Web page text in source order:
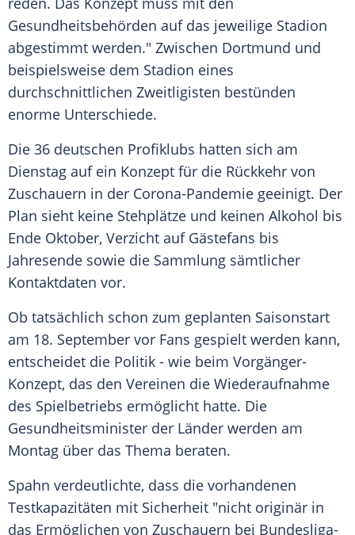
Gesundheitsbehörden auf das jeweilige Stadion
abgestimmt werden." Zwischen Dortmund und
beispielsweise dem Stadion eines
durchschnittlichen Zweitligisten bestünden
enorme Unterschiede.
Die 36 deutschen Profiklubs hatten sich am
Dienstag auf ein Konzept für die Rückkehr von
Zuschauern in der Corona-Pandemie geeinigt. Der
Plan sieht keine Stehplätze und keinen Alkohol bis
Ende Oktober, Verzicht auf Gästefans bis
Jahresende sowie die Sammlung sämtlicher
Kontaktdaten vor.
Ob tatsächlich schon zum geplanten Saisonstart
am 18. September vor Fans gespielt werden kann,
entscheidet die Politik - wie beim Vorgänger-
Konzept, das den Vereinen die Wiederaufnahme
des Spielbetriebs ermöglicht hatte. Die
Gesundheitsminister der Länder werden am
Montag über das Thema beraten.
Spahn verdeutlichte, dass die vorhandenen
Testkapazitäten mit Sicherheit "nicht originär in
das Ermöglichen von Zuschauern bei Bundesliga-